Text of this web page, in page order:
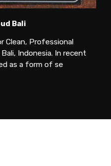
Bali
Clean, Professional
Indonesia. In recent
as a form of se